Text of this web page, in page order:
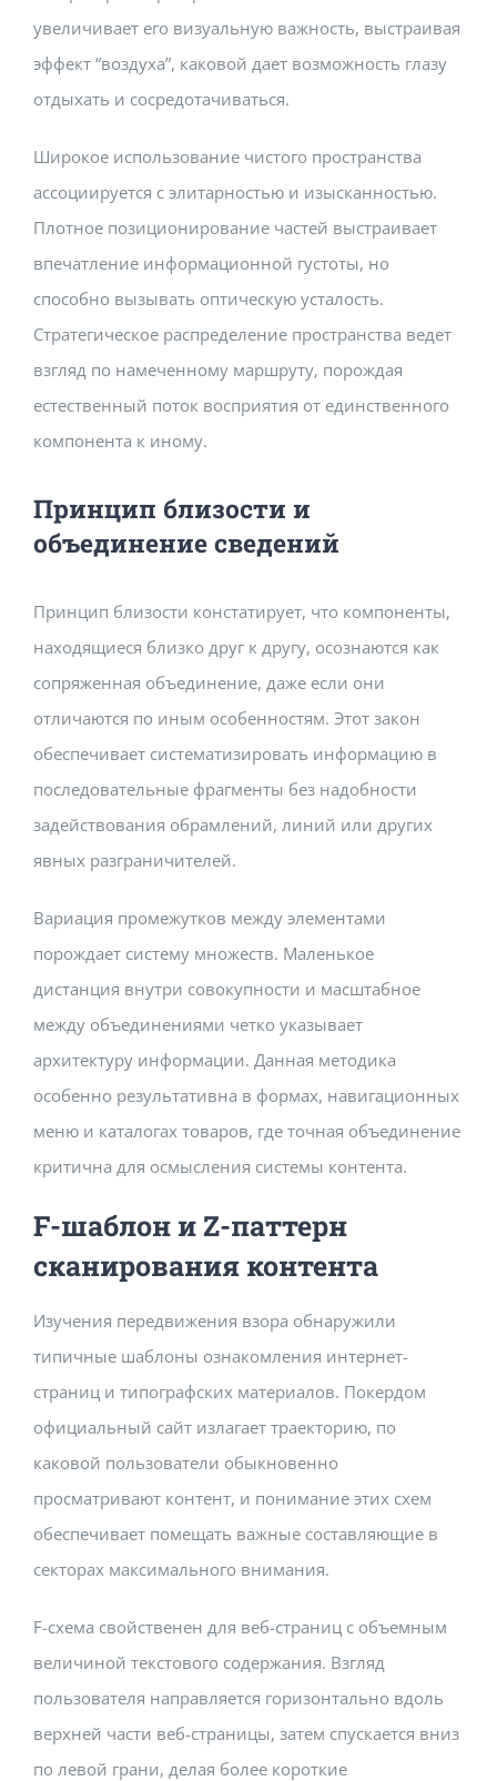
увеличивает его визуальную важность, выстраивая
эффект “воздуха”, каковой дает возможность глазу
отдыхать и сосредотачиваться.
Широкое использование чистого пространства
ассоциируется с элитарностью и изысканностью.
Плотное позиционирование частей выстраивает
впечатление информационной густоты, но
способно вызывать оптическую усталость.
Стратегическое распределение пространства ведет
взгляд по намеченному маршруту, порождая
естественный поток восприятия от единственного
компонента к иному.
Принцип близости и
объединение сведений
Принцип близости констатирует, что компоненты,
находящиеся близко друг к другу, осознаются как
сопряженная объединение, даже если они
отличаются по иным особенностям. Этот закон
обеспечивает систематизировать информацию в
последовательные фрагменты без надобности
задействования обрамлений, линий или других
явных разграничителей.
Вариация промежутков между элементами
порождает систему множеств. Маленькое
дистанция внутри совокупности и масштабное
между объединениями четко указывает
архитектуру информации. Данная методика
особенно результативна в формах, навигационных
меню и каталогах товаров, где точная объединение
критична для осмысления системы контента.
F-шаблон и Z-паттерн
сканирования контента
Изучения передвижения взора обнаружили
типичные шаблоны ознакомления интернет-
страниц и типографских материалов. Покердом
официальный сайт излагает траекторию, по
каковой пользователи обыкновенно
просматривают контент, и понимание этих схем
обеспечивает помещать важные составляющие в
секторах максимального внимания.
F-схема свойственен для веб-страниц с объемным
величиной текстового содержания. Взгляд
пользователя направляется горизонтально вдоль
верхней части веб-страницы, затем спускается вниз
по левой грани, делая более короткие